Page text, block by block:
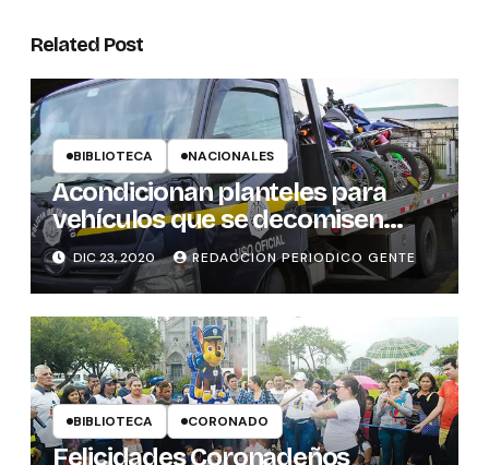
Related Post
BIBLIOTECA NACIONALES
Acondicionan planteles para
vehículos que se decomisen
este fin de año
DIC 23, 2020 REDACCION PERIODICO GENTE
BIBLIOTECA CORONADO
Felicidades Coronadeños